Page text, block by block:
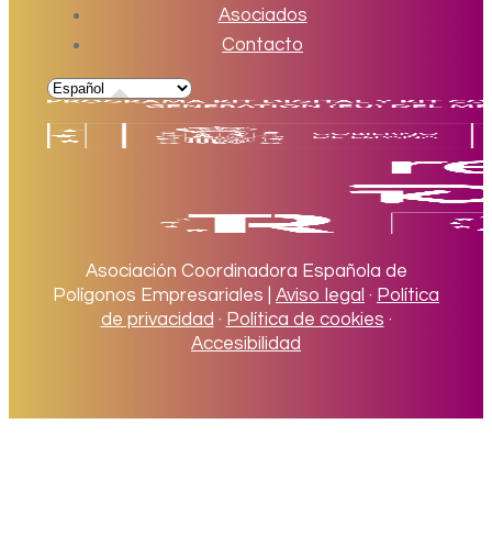
Asociados
Contacto
Asociación Coordinadora Española de
Polígonos Empresariales | Aviso legal · Política
de privacidad · Política de cookies ·
Accesibilidad